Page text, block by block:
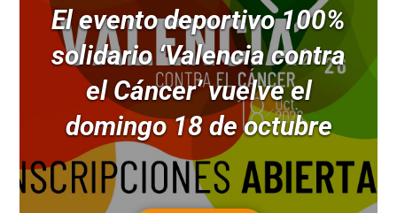
El evento deportivo 100%
solidario ‘Valencia contra
el Cáncer’ vuelve el
domingo 18 de octubre